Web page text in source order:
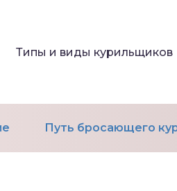
Типы и виды курильщиков
Путь бросающего